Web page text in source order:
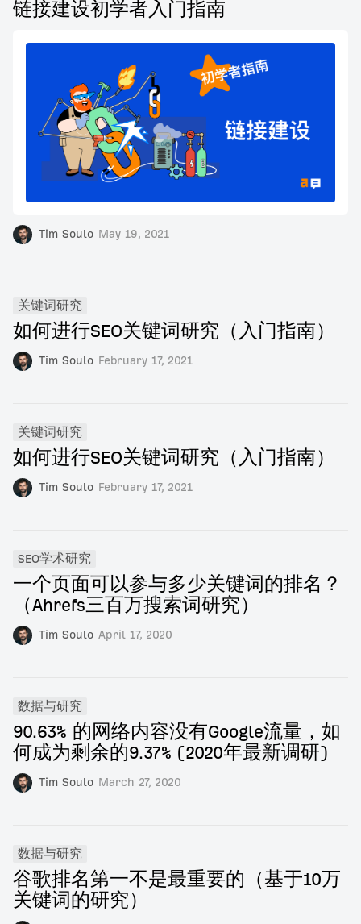
Tim Soulo May 19, 2021
链接建设初学者入门指南
Tim Soulo February 17, 2021
关键词研究
如何进行SEO关键词研究（入门指南）
Tim Soulo February 17, 2021
关键词研究
如何进行SEO关键词研究（入门指南）
Tim Soulo April 17, 2020
SEO学术研究
一个页面可以参与多少关键词的排名？
（Ahrefs三百万搜索词研究）
Tim Soulo March 27, 2020
数据与研究
90.63% 的网络内容没有Google流量，如
何成为剩余的9.37% (2020年最新调研)
数据与研究
谷歌排名第一不是最重要的（基于10万
关键词的研究）